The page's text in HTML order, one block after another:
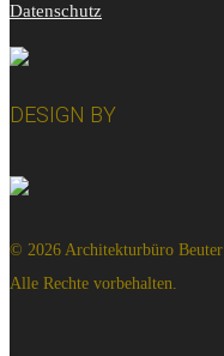
Datenschutz
DESIGN BY
© 2026 Architekturbüro Beuter
Alle Rechte vorbehalten.